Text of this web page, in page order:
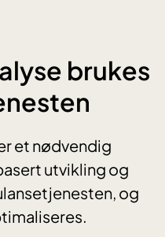
brukes
et nødvendig
utvikling og
og